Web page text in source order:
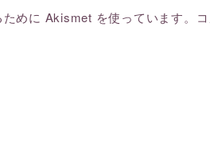
めに Akismet を使っています。